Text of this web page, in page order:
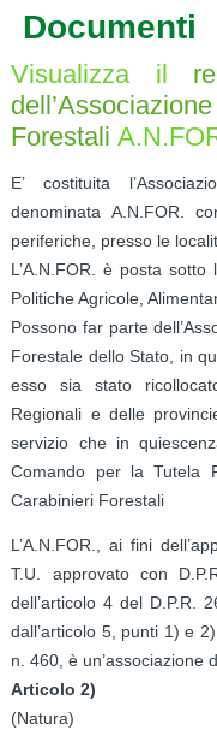
Documenti
Visualizza il
Forestali
E’ costituita
denominata A.N.FOR.
periferiche, presso le
L’A.N.FOR. è posta
Politiche Agricole,
Possono far parte
Forestale dello Stato, in
esso sia stato
Regionali e delle
servizio che in
Comando per la Tutela
Carabinieri Forestali
L’A.N.FOR., ai fini
T.U. approvato con
dell’articolo 4 del D.P.R.
dall’articolo 5, punti 1) e
n. 460, è un’associazione
Articolo 2)
(Natura)